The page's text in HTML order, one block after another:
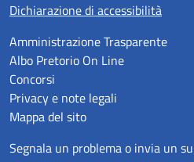
Dichiarazione di accessibilità
Amministrazione Trasparente
Albo Pretorio On Line
Concorsi
Privacy e note legali
Mappa del sito
Segnala un problema o invia un